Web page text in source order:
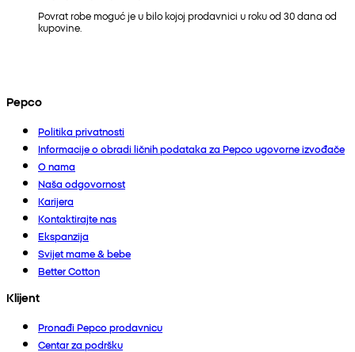
Povrat robe moguć je u bilo kojoj prodavnici u roku od 30 dana od
kupovine.
Pepco
Politika privatnosti
Informacije o obradi ličnih podataka za Pepco ugovorne izvođače
O nama
Naša odgovornost
Karijera
Kontaktirajte nas
Ekspanzija
Svijet mame & bebe
Better Cotton
Klijent
Pronađi Pepco prodavnicu
Centar za podršku